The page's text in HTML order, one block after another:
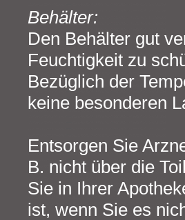
Behälter:
Den Behälter gut
Feuchtigkeit zu
Bezüglich der
keine besonderen
Entsorgen Sie
B. nicht über die
Sie in Ihrer
ist, wenn Sie es